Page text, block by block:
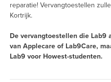
reparatie! Vervangtoestellen
Kortrijk.
De vervangtoestellen die Lab9
van Applecare of Lab9Care,
Lab9 voor Howest-studenten.